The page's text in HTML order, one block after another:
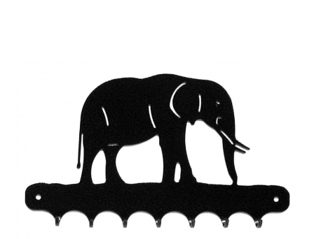
asiatique
Déco